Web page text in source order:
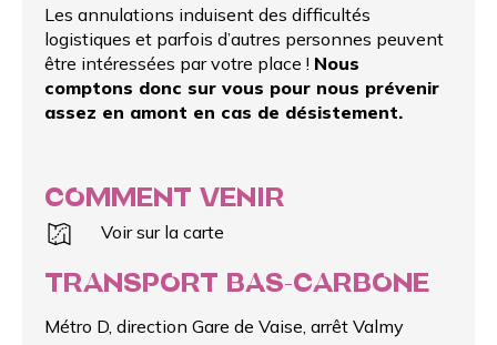
Les annulations induisent des difficultés
logistiques et parfois d’autres personnes peuvent
être intéressées par votre place ! Nous
comptons donc sur vous pour nous prévenir
assez en amont en cas de désistement.
COMMENT VENIR
Voir sur la carte
TRANSPORT BAS-CARBONE
Métro D, direction Gare de Vaise, arrêt Valmy